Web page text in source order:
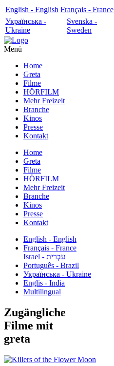
English - English Français - France
Українська -
Ukraine
Svenska -
Sweden
Menü
Home
Greta
Filme
HÖRFILM
Mehr Freizeit
Branche
Kinos
Presse
Kontakt
Home
Greta
Filme
HÖRFILM
Mehr Freizeit
Branche
Kinos
Presse
Kontakt
English - English
Français - France
עִבְרִית - Israel
Português - Brazil
Українська - Ukraine
Englis - India
Multilingual
Zugängliche
Filme mit
greta